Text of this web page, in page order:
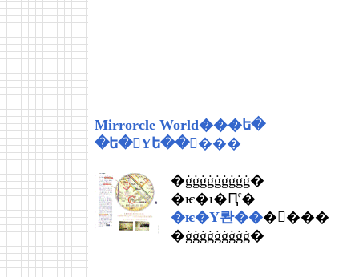
Mirrorcle World���ե�
�ե�󥹤Υե��󥵥���
�ġġġġġġġġġ�
�ѥ�ι�Ԥˤ�
�ѥ�Υ롼���򤴰���
�ġġġġġġġġġ�